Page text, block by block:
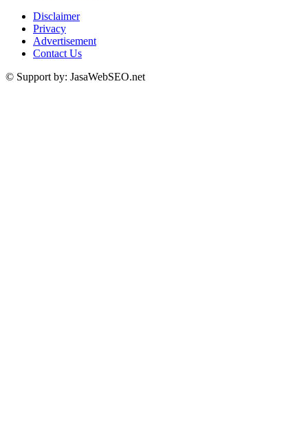
Disclaimer
Privacy
Advertisement
Contact Us
© Support by: JasaWebSEO.net